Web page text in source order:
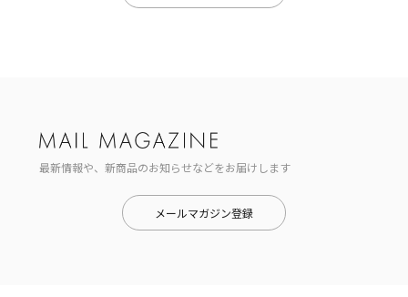
最新情報や、新商品のお知らせなどをお届けします
メールマガジン登録